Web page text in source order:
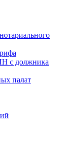
с должника
палат